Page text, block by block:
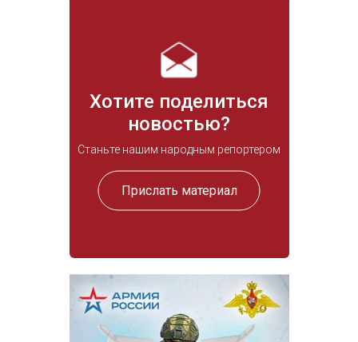
Хотите поделиться
новостью?
Станьте нашим народным репортером
Прислать материал